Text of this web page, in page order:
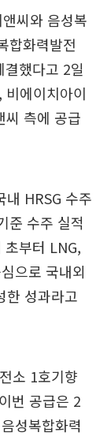
씨와 음성복
합화력발전
했다고 2일
에이치아이
씨 측에 공급
내 HRSG 수주
준 수주 실적
부터 LNG,
으로 국내외
한 성과라고
소 1호기향
번 공급은 2
성복합화력